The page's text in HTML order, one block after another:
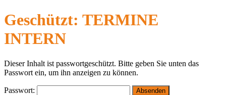
Geschützt: TERMINE
INTERN
Dieser Inhalt ist passwortgeschützt. Bitte geben Sie unten das
Passwort ein, um ihn anzeigen zu können.
Passwort: